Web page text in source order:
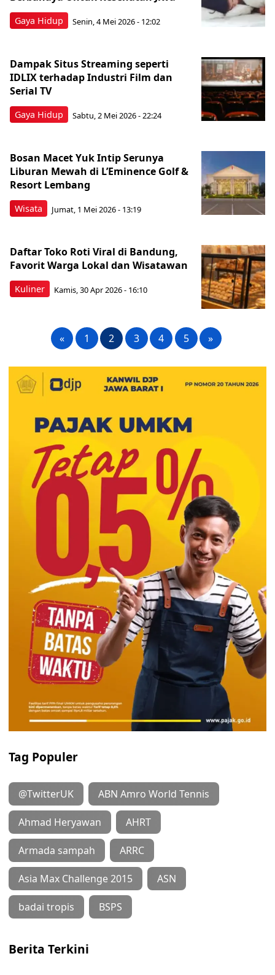
Gaya Hidup Senin, 4 Mei 2026 - 12:02
Gaya Hidup
Dampak Situs Streaming seperti
IDLIX terhadap Industri Film dan
Serial TV
Sabtu, 2 Mei 2026 - 22:24
Wisata
Bosan Macet Yuk Intip Serunya
Liburan Mewah di L’Eminence Golf &
Resort Lembang
Jumat, 1 Mei 2026 - 13:19
Kuliner
Daftar Toko Roti Viral di Bandung,
Favorit Warga Lokal dan Wisatawan
Kamis, 30 Apr 2026 - 16:10
« 1 2 3 4 5 »
Tag Populer
@TwitterUK ABN Amro World Tennis
Ahmad Heryawan AHRT
Armada sampah ARRC
Asia Max Challenge 2015 ASN
badai tropis BSPS
Berita Terkini